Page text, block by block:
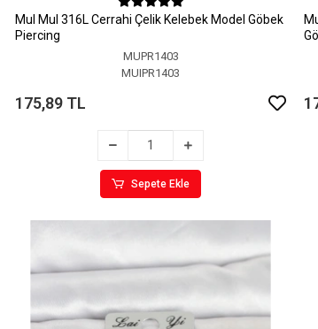
MuI MuI 316L Cerrahi Çelik Kelebek Model Göbek
Piercing
MUPR1403
MUIPR1403
175,89 TL
Sepete Ekle